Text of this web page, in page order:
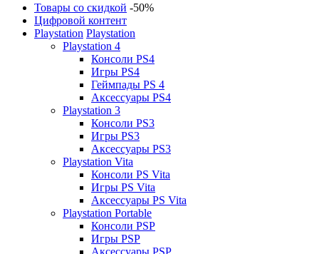
Товары со скидкой -50%
Цифровой контент
Playstation Playstation
Playstation 4
Консоли PS4
Игры PS4
Геймпады PS 4
Аксессуары PS4
Playstation 3
Консоли PS3
Игры PS3
Аксессуары PS3
Playstation Vita
Консоли PS Vita
Игры PS Vita
Аксессуары PS Vita
Playstation Portable
Консоли PSP
Игры PSP
Аксессуары PSP